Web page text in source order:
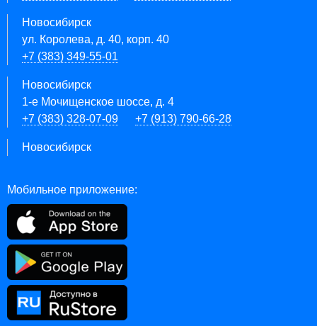
Новосибирск
ул. Королева, д. 40, корп. 40
+7 (383) 349-55-01
Новосибирск
1-е Мочищенское шоссе, д. 4
+7 (383) 328-07-09
+7 (913) 790-66-28
Новосибирск
Мобильное приложение: